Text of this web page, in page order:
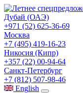
Дубай (ОАЭ)
+971 (52) 625-36-69
Москва
+7 (495) 419-16-23
Никосия (Кипр)
+357 (22) 00-94-64
Санкт-Петербург
+7 (812) 507-98-46
English